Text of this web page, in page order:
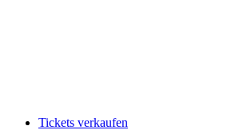
Tickets verkaufen